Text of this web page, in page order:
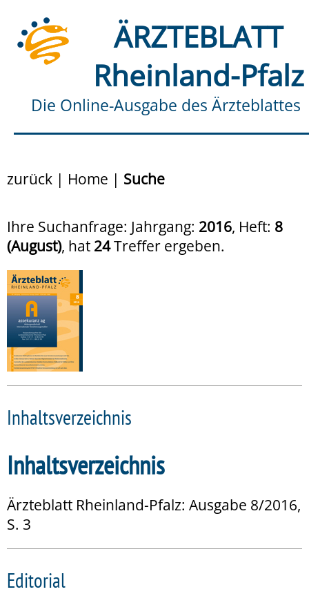
ÄRZTEBLATT
Rheinland-Pfalz
Die Online-Ausgabe des Ärzteblattes
zurück | Home | Suche
Ihre Suchanfrage: Jahrgang: 2016, Heft: 8
(August), hat 24Treffer ergeben.
Inhaltsverzeichnis
Inhaltsverzeichnis
Ärzteblatt Rheinland-Pfalz: Ausgabe 8/2016,
S. 3
Editorial